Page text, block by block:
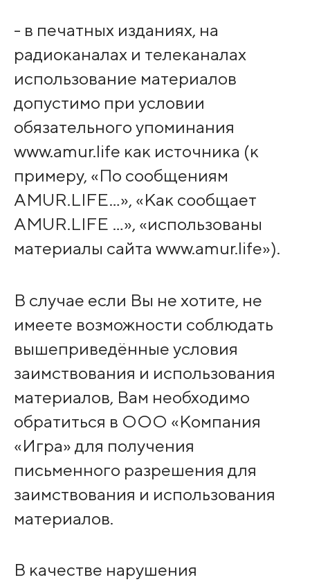
- в печатных изданиях, на
радиоканалах и телеканалах
использование материалов
допустимо при условии
обязательного упоминания
www.amur.life как источника (к
примеру, «По сообщениям
AMUR.LIFE…», «Как сообщает
AMUR.LIFE …», «использованы
материалы сайта www.amur.life»).
В случае если Вы не хотите, не
имеете возможности соблюдать
вышеприведённые условия
заимствования и использования
материалов, Вам необходимо
обратиться в ООО «Компания
«Игра» для получения
письменного разрешения для
заимствования и использования
материалов.
В качестве нарушения